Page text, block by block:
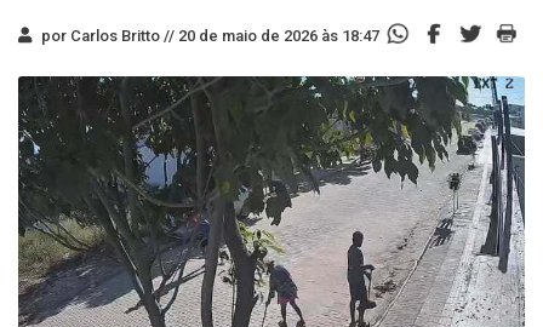
por Carlos Britto // 20 de maio de 2026 às 18:47